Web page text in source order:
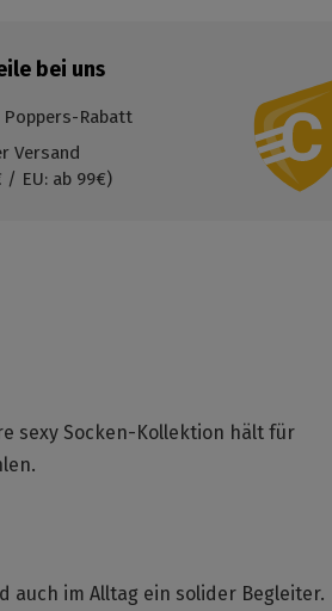
bei uns
Poppers-Rabatt
Versand
/ EU: ab 99€)
sexy Socken-Kollektion hält für
auch im Alltag ein solider Begleiter.